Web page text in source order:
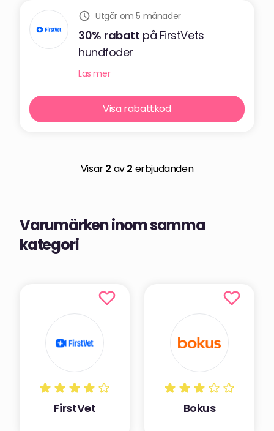
Utgår om 5 månader
30% rabatt på FirstVets
hundfoder
Läs mer
Visa rabattkod
Visar2 av2 erbjudanden
Varumärken inom samma
kategori
FirstVet Bokus